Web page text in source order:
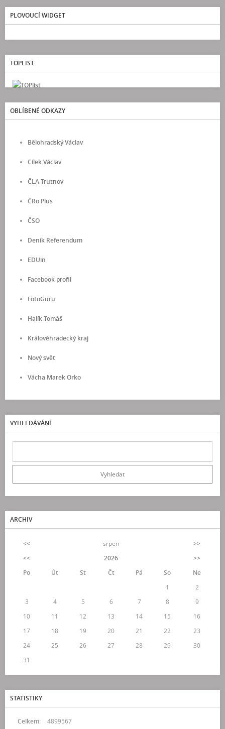
PLOVOUCÍ WIDGET
TOPLIST
OBLÍBENÉ ODKAZY
Bělohradský Václav
Cílek Václav
ČLA Trutnov
ČRo Plus
ČSO
Deník Referendum
EDUin
Facebook profil
FotoGuru
Halík Tomáš
Královéhradecký kraj
Nový svět
Vácha Marek Orko
VYHLEDÁVÁNÍ
ARCHIV
<< srpen
>>
<<
2026
>>
Po
Út St Čt Pá So
Ne
1
2
3
4 5 6 7 8
9
10
11 12 13 14 15
16
17
18 19 20 21 22
23
24
25 26 27 28 29
30
31
STATISTIKY
Celkem: 4899567